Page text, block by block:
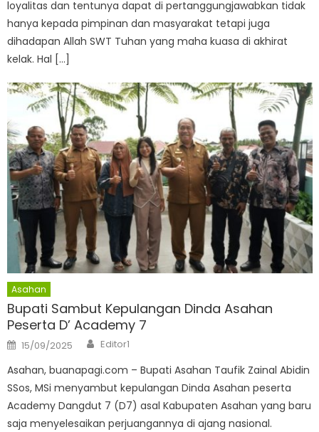
loyalitas dan tentunya dapat di pertanggungjawabkan tidak
hanya kepada pimpinan dan masyarakat tetapi juga
dihadapan Allah SWT Tuhan yang maha kuasa di akhirat
kelak. Hal […]
Asahan
Bupati Sambut Kepulangan Dinda Asahan
Peserta D’ Academy 7
Posted
on
15/09/2025 Author
Editor1
Asahan, buanapagi.com – Bupati Asahan Taufik Zainal Abidin
SSos, MSi menyambut kepulangan Dinda Asahan peserta
Academy Dangdut 7 (D7) asal Kabupaten Asahan yang baru
saja menyelesaikan perjuangannya di ajang nasional.